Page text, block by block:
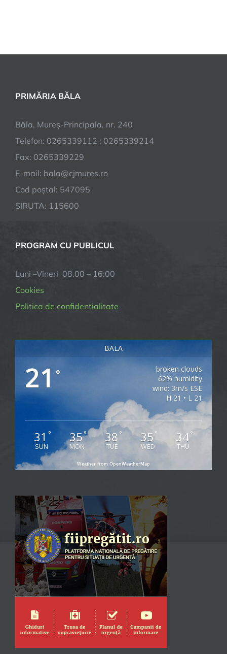
PRIMĂRIA BĂLA
Băla, Mureș-Principala, nr. 240
Telefon: 0265339112 ; 0265339214
Fax: 0265339229
E-mail: bala@cjmures.ro
Cod poștal: 547095
SIRUTA: 115600
PROGRAM CU PUBLICUL
Luni –Vineri 08.00 – 16:00
Cookies
Politica de confidentialitate
BĂLA
21 °
broken clouds
62% humidity
wind: 3m/s ESE
H 21 • L 21
31 °
SUN
35°
MON
38°
TUE
35 °
WED
34°
THU
Weather from OpenWeatherMap